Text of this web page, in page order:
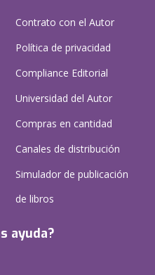
Contrato con el Autor
Política de privacidad
Compliance Editorial
Universidad del Autor
Compras en cantidad
Canales de distribución
Simulador de publicación
de libros
ayuda?